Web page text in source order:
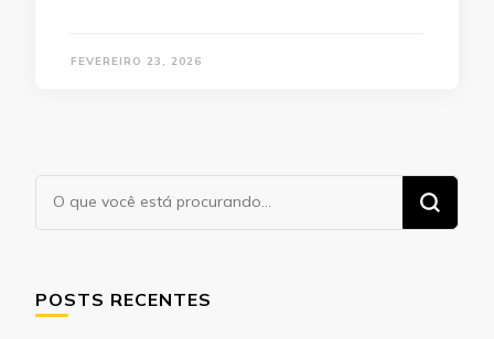
FEVEREIRO 23, 2026
Procurando
algo?
POSTS RECENTES